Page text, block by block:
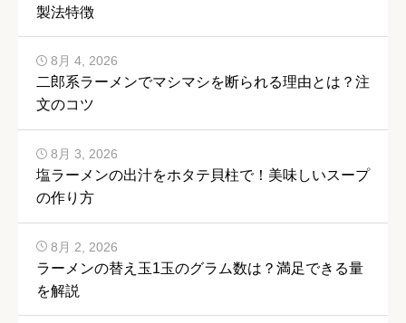
製法特徴
二郎系ラーメンでマシマシを断られる理由とは？注
文のコツ
8月 4, 2026
塩ラーメンの出汁をホタテ貝柱で！美味しいスープ
の作り方
8月 3, 2026
ラーメンの替え玉1玉のグラム数は？満足できる量
を解説
8月 2, 2026